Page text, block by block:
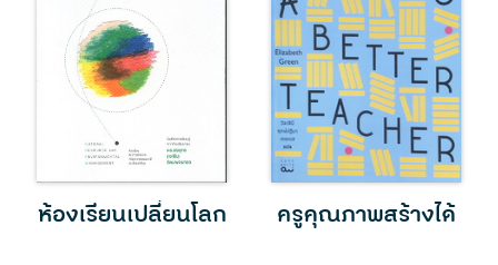
ห้องเรียนเปลี่ยนโลก ครูคุณภาพสร้างได้